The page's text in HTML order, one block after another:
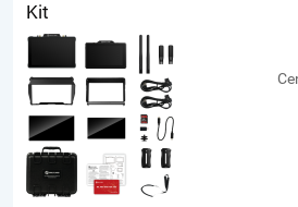
Kit